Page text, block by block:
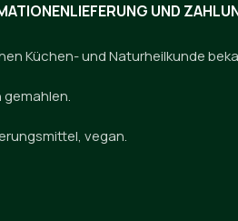
LIEFERUNG UND
Küchen- und Naturheilkunde
vegan.